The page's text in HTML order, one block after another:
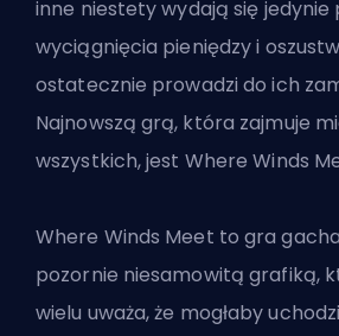
inne niestety wydają się
wyciągnięcia pieniędzy i
ostatecznie prowadzi do ich
Najnowszą grą, która zajmuje
wszystkich, jest Where Winds
Where Winds Meet to gra
pozornie niesamowitą grafiką,
wielu uważa, że mogłaby